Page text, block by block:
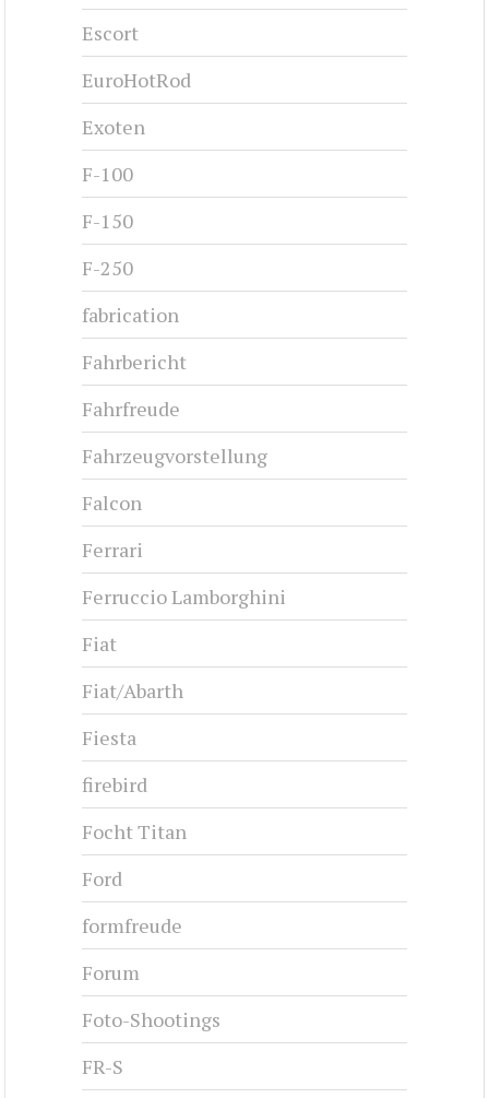
Escort
EuroHotRod
Exoten
F-100
F-150
F-250
fabrication
Fahrbericht
Fahrfreude
Fahrzeugvorstellung
Falcon
Ferrari
Ferruccio Lamborghini
Fiat
Fiat/Abarth
Fiesta
firebird
Focht Titan
Ford
formfreude
Forum
Foto-Shootings
FR-S